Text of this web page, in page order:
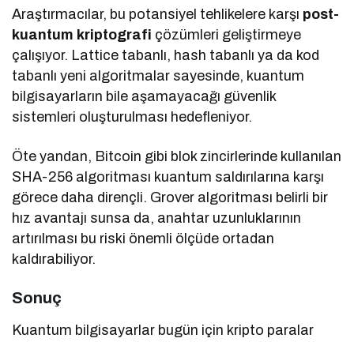
Araştırmacılar, bu potansiyel tehlikelere karşı post-
kuantum kriptografi çözümleri geliştirmeye
çalışıyor. Lattice tabanlı, hash tabanlı ya da kod
tabanlı yeni algoritmalar sayesinde, kuantum
bilgisayarların bile aşamayacağı güvenlik
sistemleri oluşturulması hedefleniyor.
Öte yandan, Bitcoin gibi blok zincirlerinde kullanılan
SHA-256 algoritması kuantum saldırılarına karşı
görece daha dirençli. Grover algoritması belirli bir
hız avantajı sunsa da, anahtar uzunluklarının
artırılması bu riski önemli ölçüde ortadan
kaldırabiliyor.
Sonuç
Kuantum bilgisayarlar bugün için kripto paralar